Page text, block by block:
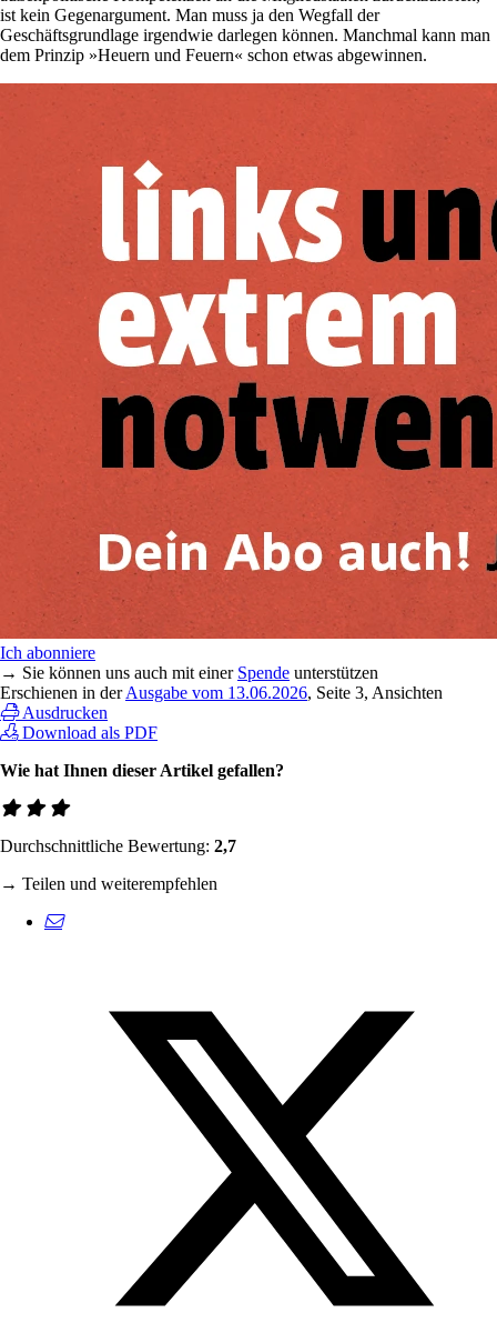
ist kein Gegenargument. Man muss ja den Wegfall der
Geschäftsgrundlage irgendwie darlegen können. Manchmal kann man
dem Prinzip »Heuern und Feuern« schon etwas abgewinnen.
Ich abonniere
→ Sie können uns auch mit einer Spende unterstützen
Erschienen in derAusgabe vom 13.06.2026, Seite 3, Ansichten
Ausdrucken
Download als PDF
Wie hat Ihnen dieser Artikel gefallen?
Durchschnittliche Bewertung: 2,7
→ Teilen und weiterempfehlen